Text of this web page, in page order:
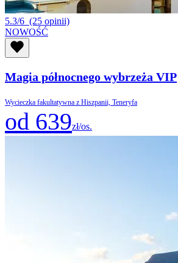
5.3/6 (25 opinii)
NOWOŚĆ
Magia północnego wybrzeża VIP
Wycieczka fakultatywna z Hiszpanii, Teneryfa
od 639zł/os.